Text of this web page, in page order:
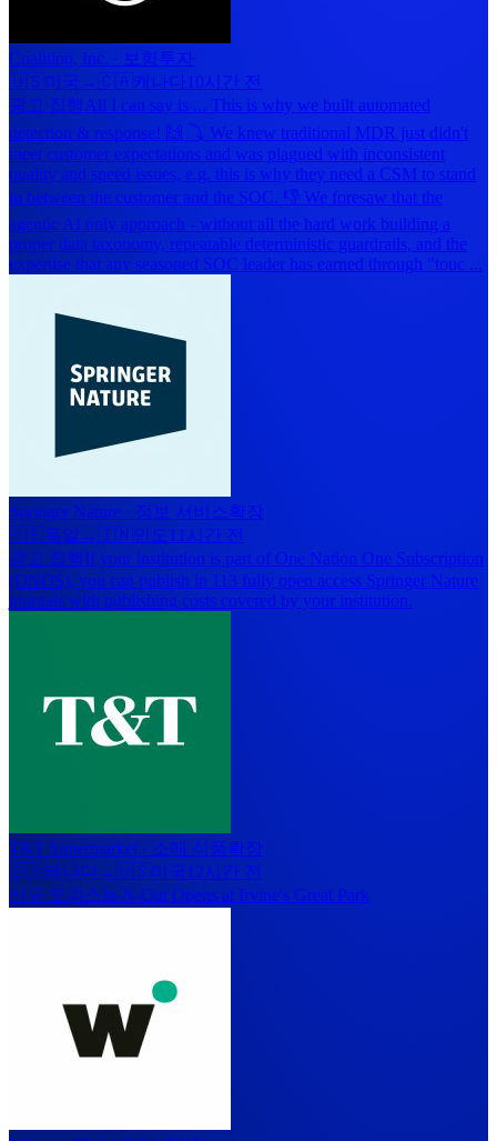
Coalition, Inc. · 보험 투자
🇺🇸미국 →🇨🇦캐나다 10시간 전
광고 집행 All I can say is ... This is why we built automated
detection & response! 🙌 ⤵️ We knew traditional MDR just didn't
meet customer expectations and was plagued with inconsistent
quality and speed issues, e.g. this is why they need a CSM to stand
in between the customer and the SOC. 👎 We foresaw that the
agentic AI only approach - without all the hard work building a
proper data taxonomy, repeatable deterministic guardrails, and the
expertise that any seasoned SOC leader has earned through "touc ...
Springer Nature · 정보 서비스확장
🇩🇪독일 →🇮🇳인도 11시간 전
광고 집행If your institution is part of One Nation One Subscription
(ONOS), you can publish in 113 fully open access Springer Nature
journals with publishing costs covered by your institution.
T&T Supermarket · 소매 식품확장
🇨🇦캐나다→🇺🇸미국12시간 전
신규 오피스In-N-Out Opens at Irvine's Great Park